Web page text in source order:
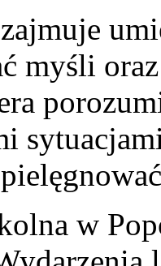
myśli
w